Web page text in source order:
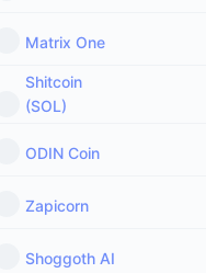
Matrix One
Shitcoin
(SOL)
ODIN Coin
Zapicorn
Shoggoth AI